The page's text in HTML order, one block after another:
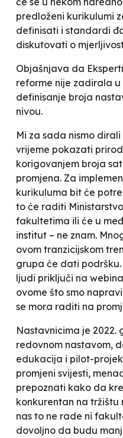
predloženi kurikulumi
definisati i standardi
diskutovati o
Objašnjava da
reforme nije zadirala
definisanje broja
nivou.
Mi za sada nismo
vrijeme pokazati
korigovanjem broja
promjena. Za
kurikuluma bit će
to će raditi
fakultetima ili će u
institut – ne znam.
ovom tranzicijskom
grupa će dati
ljudi priključi na
ovome što smo
se mora raditi na
Nastavnicima je 2022.
redovnom nastavom,
edukacija i pilot-
promjeni svijesti,
prepoznati kako da
konkurentan na
nas to ne rade ni
dovoljno da budu